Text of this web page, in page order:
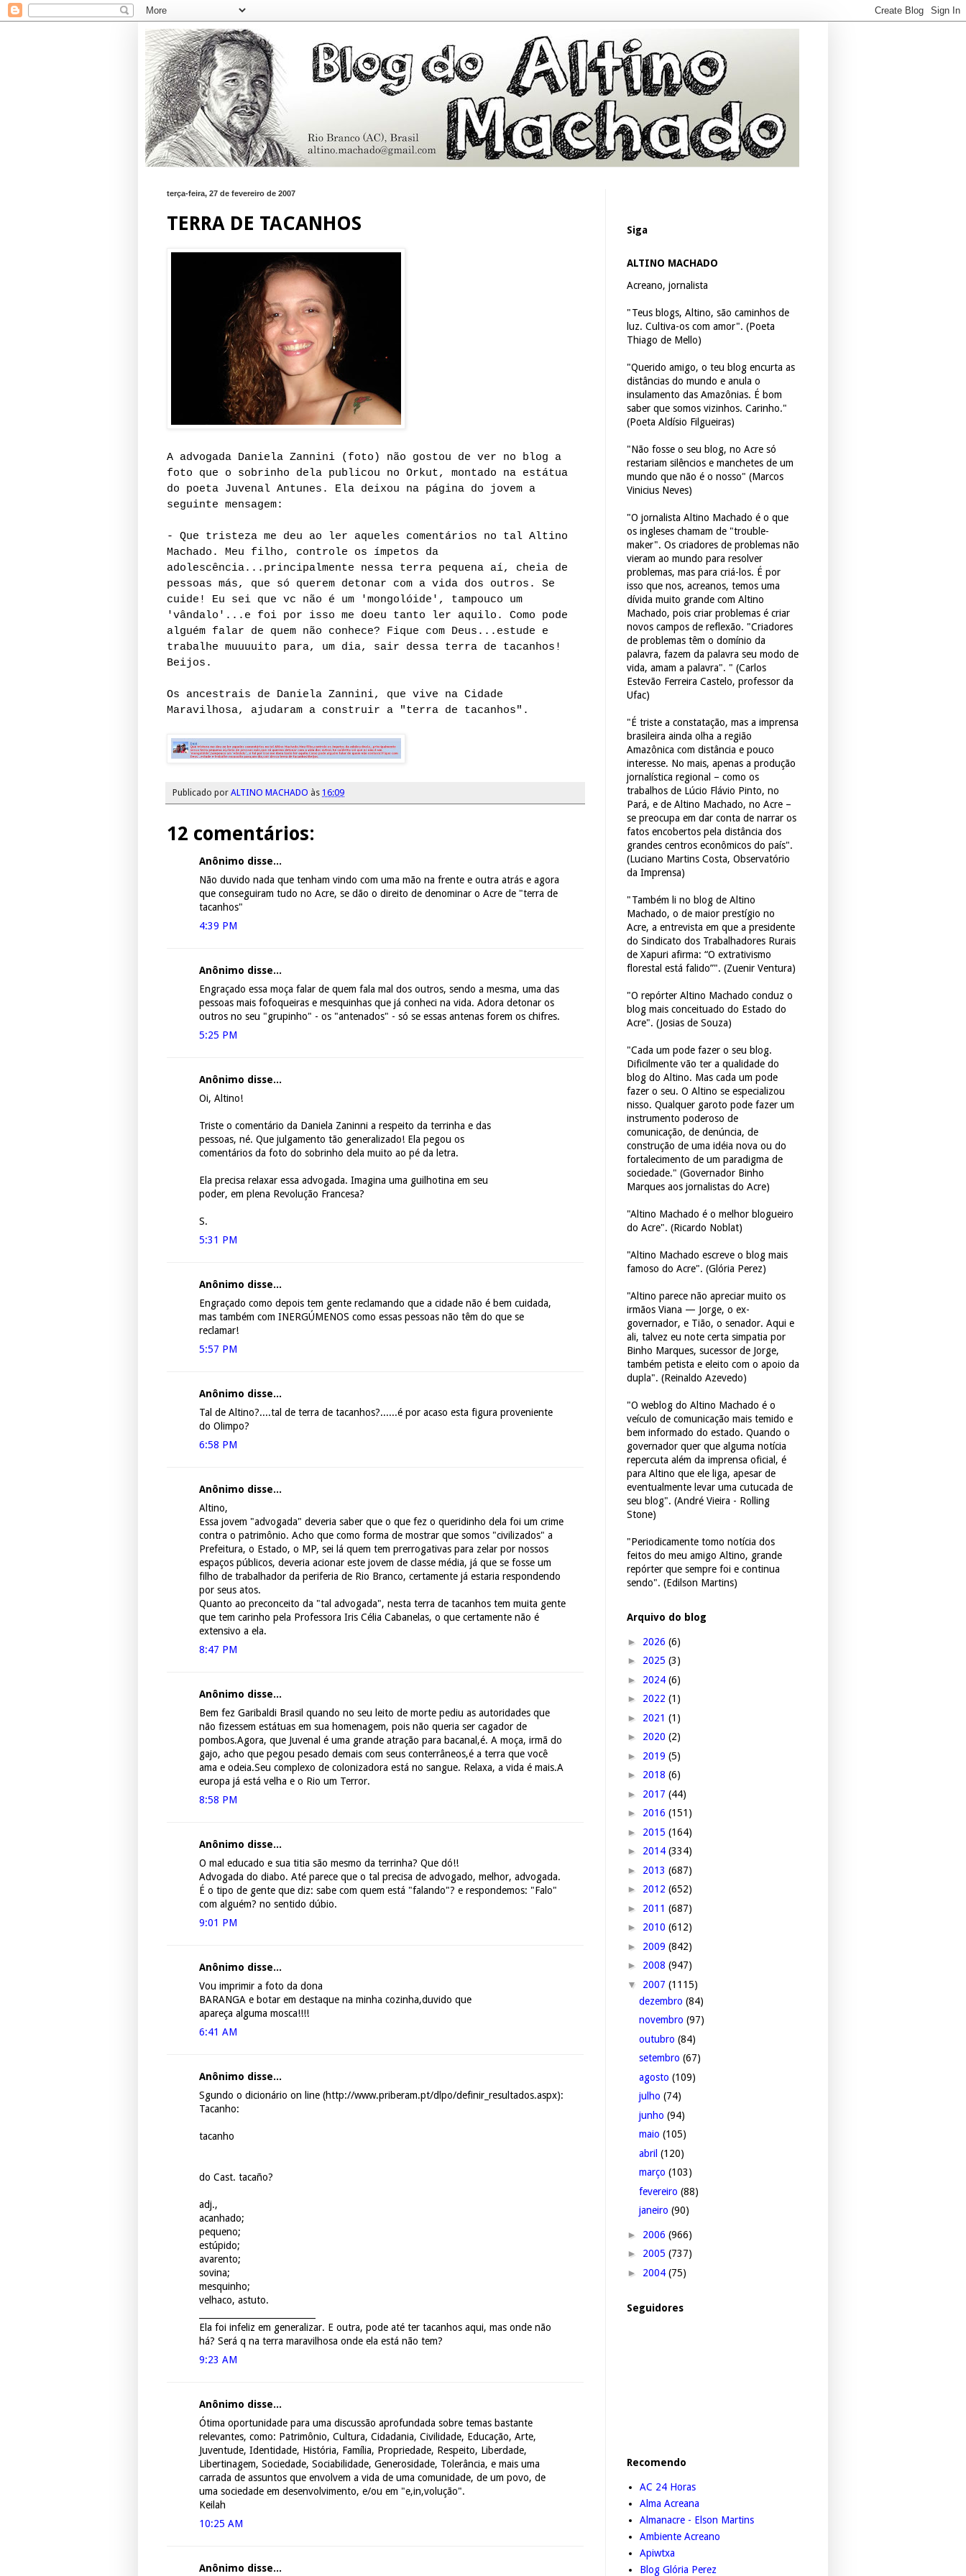
terça-feira, 27 de fevereiro de 2007
TERRA DE TACANHOS
A advogada Daniela Zannini (foto) não gostou de ver no blog a
foto que o sobrinho dela publicou no Orkut, montado na estátua
do poeta Juvenal Antunes. Ela deixou na página do jovem a
seguinte mensagem:
- Que tristeza me deu ao ler aqueles comentários no tal Altino
Machado. Meu filho, controle os ímpetos da
adolescência...principalmente nessa terra pequena aí, cheia de
pessoas más, que só querem detonar com a vida dos outros. Se
cuide! Eu sei que vc não é um 'mongolóide', tampouco um
'vândalo'...e foi por isso me doeu tanto ler aquilo. Como pode
alguém falar de quem não conhece? Fique com Deus...estude e
trabalhe muuuuito para, um dia, sair dessa terra de tacanhos!
Beijos.
Os ancestrais de Daniela Zannini, que vive na Cidade
Maravilhosa, ajudaram a construir a "terra de tacanhos".
Publicado por ALTINO MACHADO às 16:09
12 comentários:
Anônimo disse...
Não duvido nada que tenham vindo com uma mão na frente e outra atrás e agora
que conseguiram tudo no Acre, se dão o direito de denominar o Acre de "terra de
tacanhos"
4:39 PM
Anônimo disse...
Engraçado essa moça falar de quem fala mal dos outros, sendo a mesma, uma das
pessoas mais fofoqueiras e mesquinhas que já conheci na vida. Adora detonar os
outros no seu "grupinho" - os "antenados" - só se essas antenas forem os chifres.
5:25 PM
Anônimo disse...
Oi, Altino!
Triste o comentário da Daniela Zaninni a respeito da terrinha e das
pessoas, né. Que julgamento tão generalizado! Ela pegou os
comentários da foto do sobrinho dela muito ao pé da letra.
Ela precisa relaxar essa advogada. Imagina uma guilhotina em seu
poder, em plena Revolução Francesa?
S.
5:31 PM
Anônimo disse...
Engraçado como depois tem gente reclamando que a cidade não é bem cuidada,
mas também com INERGÚMENOS como essas pessoas não têm do que se
reclamar!
5:57 PM
Anônimo disse...
Tal de Altino?....tal de terra de tacanhos?......é por acaso esta figura proveniente
do Olimpo?
6:58 PM
Anônimo disse...
Altino,
Essa jovem "advogada" deveria saber que o que fez o queridinho dela foi um crime
contra o patrimônio. Acho que como forma de mostrar que somos "civilizados" a
Prefeitura, o Estado, o MP, sei lá quem tem prerrogativas para zelar por nossos
espaços públicos, deveria acionar este jovem de classe média, já que se fosse um
filho de trabalhador da periferia de Rio Branco, certamente já estaria respondendo
por seus atos.
Quanto ao preconceito da "tal advogada", nesta terra de tacanhos tem muita gente
que tem carinho pela Professora Iris Célia Cabanelas, o que certamente não é
extensivo a ela.
8:47 PM
Anônimo disse...
Bem fez Garibaldi Brasil quando no seu leito de morte pediu as autoridades que
não fizessem estátuas em sua homenagem, pois não queria ser cagador de
pombos.Agora, que Juvenal é uma grande atração para bacanal,é. A moça, irmã do
gajo, acho que pegou pesado demais com seus conterrâneos,é a terra que você
ama e odeia.Seu complexo de colonizadora está no sangue. Relaxa, a vida é mais.A
europa já está velha e o Rio um Terror.
8:58 PM
Anônimo disse...
O mal educado e sua titia são mesmo da terrinha? Que dó!!
Advogada do diabo. Até parece que o tal precisa de advogado, melhor, advogada.
É o tipo de gente que diz: sabe com quem está "falando"? e respondemos: "Falo"
com alguém? no sentido dúbio.
9:01 PM
Anônimo disse...
Vou imprimir a foto da dona
BARANGA e botar em destaque na minha cozinha,duvido que
apareça alguma mosca!!!!
6:41 AM
Anônimo disse...
Sgundo o dicionário on line (http://www.priberam.pt/dlpo/definir_resultados.aspx):
Tacanho:
tacanho
do Cast. tacaño?
adj.,
acanhado;
pequeno;
estúpido;
avarento;
sovina;
mesquinho;
velhaco, astuto.
Ela foi infeliz em generalizar. E outra, pode até ter tacanhos aqui, mas onde não
há? Será q na terra maravilhosa onde ela está não tem?
9:23 AM
Anônimo disse...
Ótima oportunidade para uma discussão aprofundada sobre temas bastante
relevantes, como: Patrimônio, Cultura, Cidadania, Civilidade, Educação, Arte,
Juventude, Identidade, História, Família, Propriedade, Respeito, Liberdade,
Libertinagem, Sociedade, Sociabilidade, Generosidade, Tolerância, e mais uma
carrada de assuntos que envolvem a vida de uma comunidade, de um povo, de
uma sociedade em desenvolvimento, e/ou em "e,in,volução".
Keilah
10:25 AM
Anônimo disse...
Siga
ALTINO MACHADO
Acreano, jornalista
"Teus blogs, Altino, são caminhos de
luz. Cultiva-os com amor". (Poeta
Thiago de Mello)
"Querido amigo, o teu blog encurta as
distâncias do mundo e anula o
insulamento das Amazônias. É bom
saber que somos vizinhos. Carinho."
(Poeta Aldísio Filgueiras)
"Não fosse o seu blog, no Acre só
restariam silêncios e manchetes de um
mundo que não é o nosso" (Marcos
Vinicius Neves)
"O jornalista Altino Machado é o que
os ingleses chamam de "trouble-
maker". Os criadores de problemas não
vieram ao mundo para resolver
problemas, mas para criá-los. É por
isso que nos, acreanos, temos uma
dívida muito grande com Altino
Machado, pois criar problemas é criar
novos campos de reflexão. "Criadores
de problemas têm o domínio da
palavra, fazem da palavra seu modo de
vida, amam a palavra". " (Carlos
Estevão Ferreira Castelo, professor da
Ufac)
"É triste a constatação, mas a imprensa
brasileira ainda olha a região
Amazônica com distância e pouco
interesse. No mais, apenas a produção
jornalística regional – como os
trabalhos de Lúcio Flávio Pinto, no
Pará, e de Altino Machado, no Acre –
se preocupa em dar conta de narrar os
fatos encobertos pela distância dos
grandes centros econômicos do país".
(Luciano Martins Costa, Observatório
da Imprensa)
"Também li no blog de Altino
Machado, o de maior prestígio no
Acre, a entrevista em que a presidente
do Sindicato dos Trabalhadores Rurais
de Xapuri afirma: “O extrativismo
florestal está falido”". (Zuenir Ventura)
"O repórter Altino Machado conduz o
blog mais conceituado do Estado do
Acre". (Josias de Souza)
"Cada um pode fazer o seu blog.
Dificilmente vão ter a qualidade do
blog do Altino. Mas cada um pode
fazer o seu. O Altino se especializou
nisso. Qualquer garoto pode fazer um
instrumento poderoso de
comunicação, de denúncia, de
construção de uma idéia nova ou do
fortalecimento de um paradigma de
sociedade." (Governador Binho
Marques aos jornalistas do Acre)
"Altino Machado é o melhor blogueiro
do Acre". (Ricardo Noblat)
"Altino Machado escreve o blog mais
famoso do Acre". (Glória Perez)
"Altino parece não apreciar muito os
irmãos Viana — Jorge, o ex-
governador, e Tião, o senador. Aqui e
ali, talvez eu note certa simpatia por
Binho Marques, sucessor de Jorge,
também petista e eleito com o apoio da
dupla". (Reinaldo Azevedo)
"O weblog do Altino Machado é o
veículo de comunicação mais temido e
bem informado do estado. Quando o
governador quer que alguma notícia
repercuta além da imprensa oficial, é
para Altino que ele liga, apesar de
eventualmente levar uma cutucada de
seu blog". (André Vieira - Rolling
Stone)
"Periodicamente tomo notícia dos
feitos do meu amigo Altino, grande
repórter que sempre foi e continua
sendo". (Edilson Martins)
Arquivo do blog
► 2026 (6)
► 2025 (3)
► 2024 (6)
► 2022 (1)
► 2021 (1)
► 2020 (2)
► 2019 (5)
► 2018 (6)
► 2017 (44)
► 2016 (151)
► 2015 (164)
► 2014 (334)
► 2013 (687)
► 2012 (652)
► 2011 (687)
► 2010 (612)
► 2009 (842)
► 2008 (947)
▼ 2007 (1115)
dezembro (84)
novembro (97)
outubro (84)
setembro (67)
agosto (109)
julho (74)
junho (94)
maio (105)
abril (120)
março (103)
fevereiro (88)
janeiro (90)
► 2006 (966)
► 2005 (737)
► 2004 (75)
Seguidores
Recomendo
AC 24 Horas
Alma Acreana
Almanacre - Elson Martins
Ambiente Acreano
Apiwtxa
Blog Glória Perez